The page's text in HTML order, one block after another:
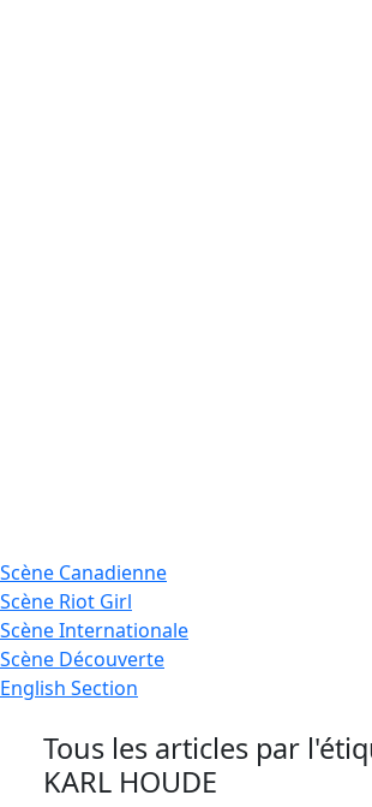
Scène Canadienne
Scène Riot Girl
ScèneInternationale
Scène Découverte
English Section
Tous les articles par
KARL HOUDE